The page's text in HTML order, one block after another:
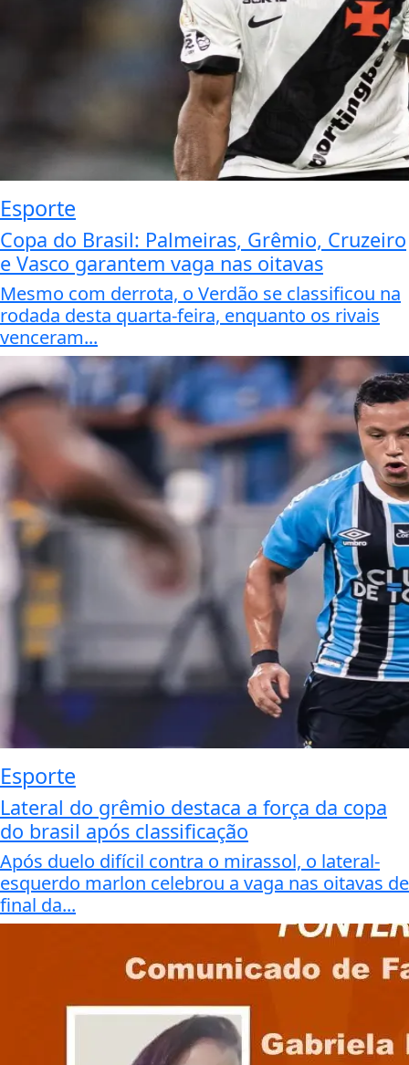
Esporte
Copa do Brasil: Palmeiras, Grêmio, Cruzeiro
e Vasco garantem vaga nas oitavas
Mesmo com derrota, o Verdão se classificou na
rodada desta quarta-feira, enquanto os rivais
venceram...
Esporte
Lateral do grêmio destaca a força da copa
do brasil após classificação
Após duelo difícil contra o mirassol, o lateral-
esquerdo marlon celebrou a vaga nas oitavas de
final da...